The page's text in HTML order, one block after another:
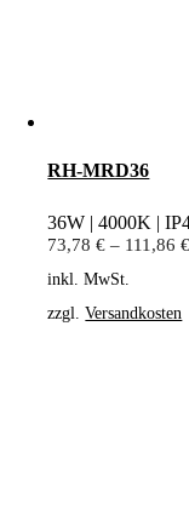
RH-MRD36
36W | 4000K |
73,78€ – 111,86€
inkl. MwSt.
zzgl.Versandkosten